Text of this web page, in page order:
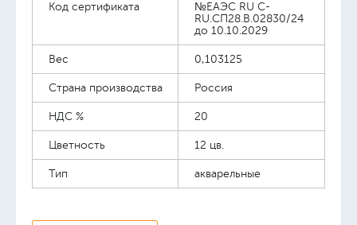
Код сертификата
№ЕАЭС RU C-
RU.СП28.В.02830/24
до 10.10.2029
Вес 0,103125
Страна производства Россия
НДС % 20
Цветность 12 цв.
Тип акварельные